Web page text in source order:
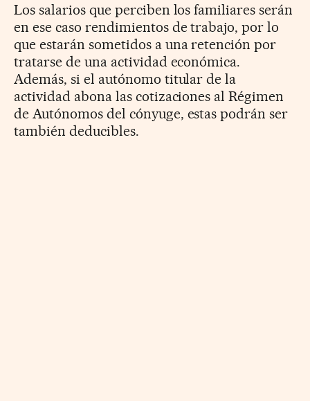
Los salarios que perciben los familiares serán
en ese caso rendimientos de trabajo, por lo
que estarán sometidos a una retención por
tratarse de una actividad económica.
Además, si el autónomo titular de la
actividad abona las cotizaciones al Régimen
de Autónomos del cónyuge, estas podrán ser
también deducibles.